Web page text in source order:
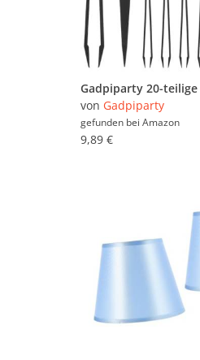
Preisbereichen oder nach
suchen. Stöbern Sie in aller
sich inspirieren - wir
von Gadpiparty
gefunden bei Amazon
9,89 €